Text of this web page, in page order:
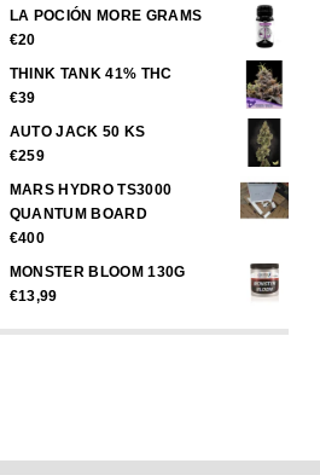
LA POCIÓN MORE GRAMS
€20
THINK TANK 41% THC
€39
AUTO JACK 50 KS
€259
MARS HYDRO TS3000
QUANTUM BOARD
€400
MONSTER BLOOM 130G
€13,99